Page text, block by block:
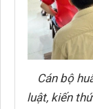
Cán bộ
luật, kiến